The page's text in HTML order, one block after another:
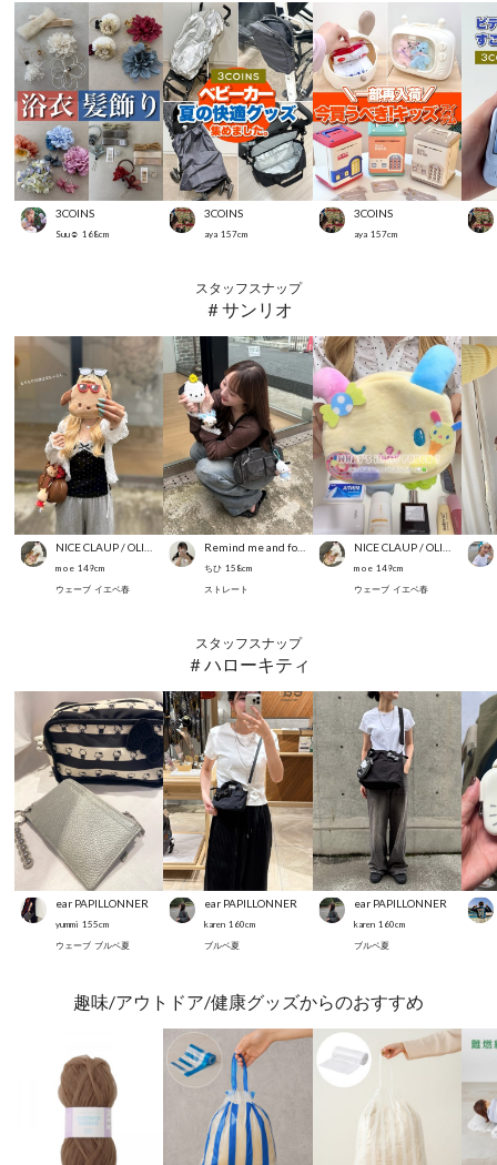
3COINS
Suu☺︎ 168cm
3COINS
aya 157cm
3COINS
aya 157cm
スタッフスナップ
＃サンリオ
m o e 149cm
ウェーブ イエベ春
ちひ 158cm
ストレート
m o e 149cm
ウェーブ イエベ春
スタッフスナップ
＃ハローキティ
ear PAPILLONNER
yummi 155cm
ウェーブ ブルベ夏
ear PAPILLONNER
karen 160cm
ブルベ夏
ear PAPILLONNER
karen 160cm
ブルベ夏
趣味/アウトドア/健康グッズからのおすすめ